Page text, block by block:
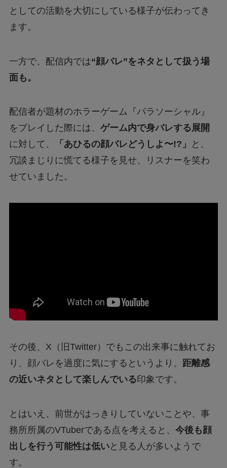
としての活動を大切にしている様子が伝わってき
ます。
一方で、配信内では“顔バレ”をネタとして扱う場
面も。
配信者が題材のホラーゲーム『パラソーシャル』
をプレイした際には、 ゲーム内で身バレする展開
に対して、
「あひるの顔バレどうしよ〜!?」
と、
冗談まじりに慌てる様子を見せ、リスナーを笑わ
せていました。
その後、X（旧Twitter）でもこの出来事に触れてお
り、顔バレを過度に気にするというより、 距離感
の近いネタとして楽しんでいる印象です。
とはいえ、前世がはっきりしていないことや、事
務所所属のVTuberである点を考えると、 今後も顔
出しを行う可能性は低いと見る人が多いようで
す。